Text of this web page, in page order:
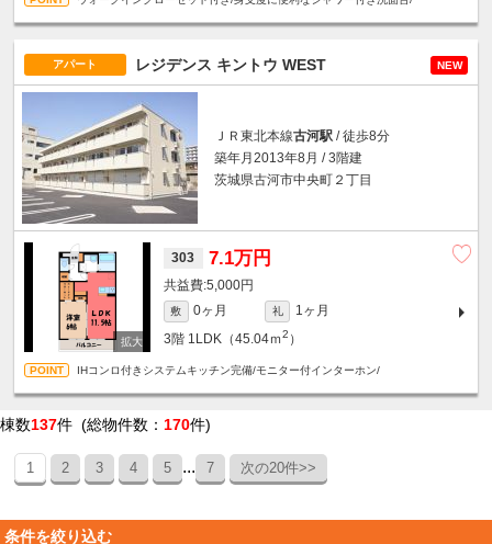
アパート レジデンス キントウ WEST NEW
ＪＲ東北本線古河駅 / 徒歩8分
築年月2013年8月 / 3階建
茨城県古河市中央町２丁目
303 7.1万円
5,000円
敷 0ヶ月 礼
1ヶ月
3階 1LDK（45.04ｍ2 ）
IHコンロ付きシステムキッチン完備/モニター付インターホン/
棟数137件 (総物件数： 170件)
1 2 3 4 5 ... 7 次の20件>>
条件を絞り込む